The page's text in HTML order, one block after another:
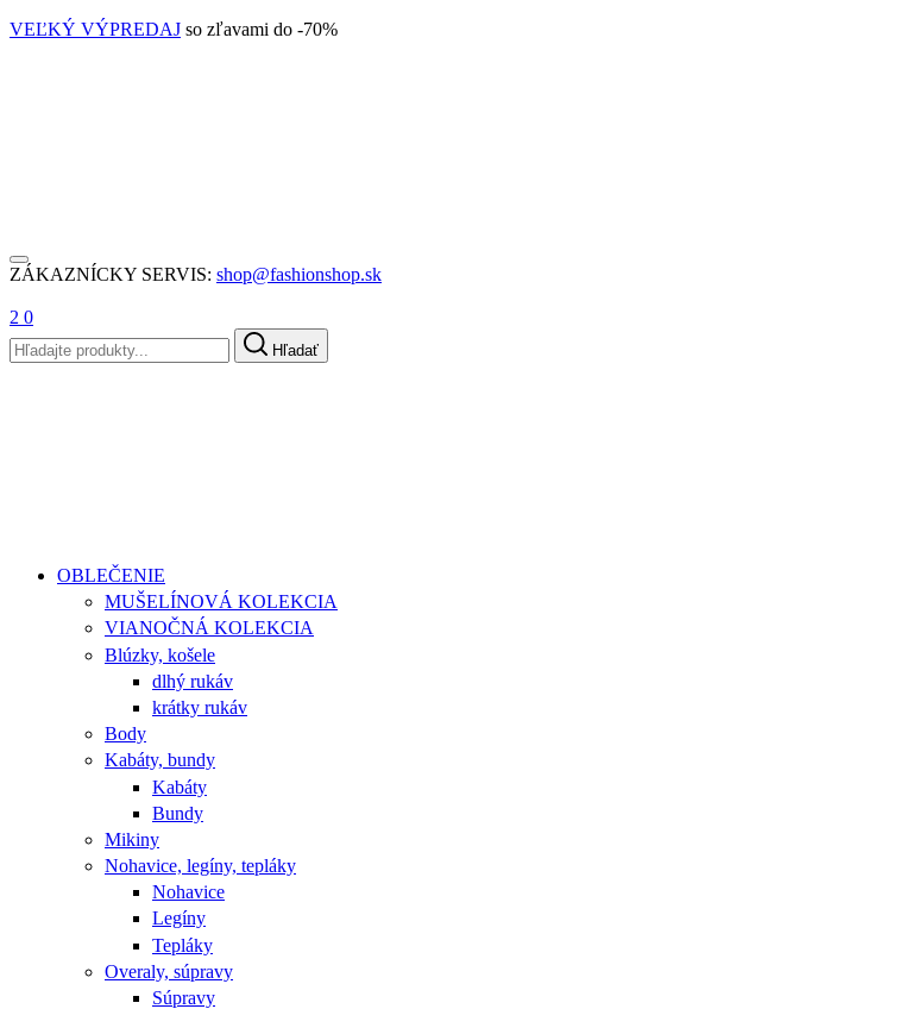
VEĽKÝ VÝPREDAJ so zľavami do -70%
ZÁKAZNÍCKY SERVIS: shop@fashionshop.sk
2 0
Hľadať
OBLEČENIE
MUŠELÍNOVÁ KOLEKCIA
VIANOČNÁ KOLEKCIA
Blúzky, košele
dlhý rukáv
krátky rukáv
Body
Kabáty, bundy
Kabáty
Bundy
Mikiny
Nohavice, legíny, tepláky
Nohavice
Legíny
Tepláky
Overaly, súpravy
Súpravy